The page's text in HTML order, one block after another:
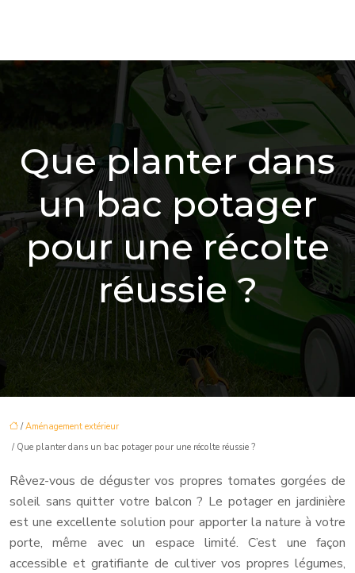
Que planter dans
un bac potager
pour une récolte
réussie ?
/Aménagement extérieur
/ Que planter dans un bac potager pour une récolte réussie ?
Rêvez-vous de déguster vos propres tomates gorgées de
soleil sans quitter votre balcon ? Le potager en jardinière
est une excellente solution pour apporter la nature à votre
porte, même avec un espace limité. C’est une façon
accessible et gratifiante de cultiver vos propres légumes,